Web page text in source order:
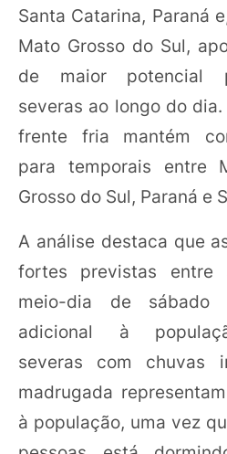
Santa Catarina, Paraná
Mato Grosso do Sul,
de maior potencial
severas ao longo do
frente fria mantém
para temporais entre
Grosso do Sul, Paraná e
A análise destaca que
fortes previstas
meio-dia de sábado
adicional à
severas com chuvas
madrugada
à população, uma vez